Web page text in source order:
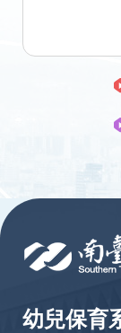
幼兒保育